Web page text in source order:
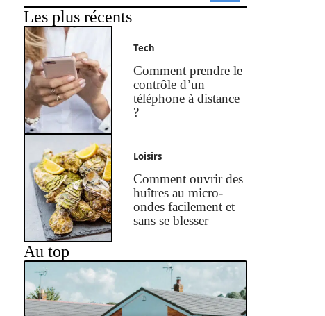
Les plus récents
Tech
Comment prendre le
contrôle d’un
téléphone à distance
?
Loisirs
Comment ouvrir des
huîtres au micro-
ondes facilement et
sans se blesser
Au top